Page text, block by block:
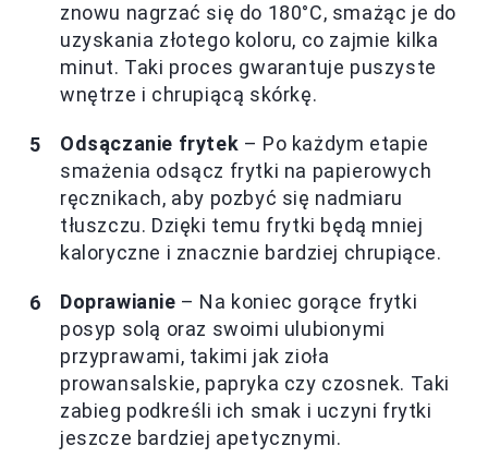
znowu nagrzać się do 180°C, smażąc je do
uzyskania złotego koloru, co zajmie kilka
minut. Taki proces gwarantuje puszyste
wnętrze i chrupiącą skórkę.
Odsączanie frytek – Po każdym etapie
smażenia odsącz frytki na papierowych
ręcznikach, aby pozbyć się nadmiaru
tłuszczu. Dzięki temu frytki będą mniej
kaloryczne i znacznie bardziej chrupiące.
Doprawianie – Na koniec gorące frytki
posyp solą oraz swoimi ulubionymi
przyprawami, takimi jak zioła
prowansalskie, papryka czy czosnek. Taki
zabieg podkreśli ich smak i uczyni frytki
jeszcze bardziej apetycznymi.